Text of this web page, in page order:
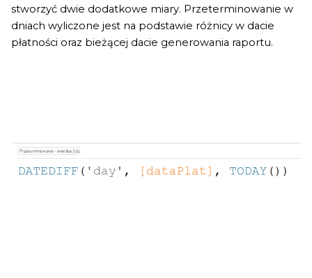
stworzyć dwie dodatkowe miary. Przeterminowanie w
dniach wyliczone jest na podstawie różnicy w dacie
płatności oraz bieżącej dacie generowania raportu.